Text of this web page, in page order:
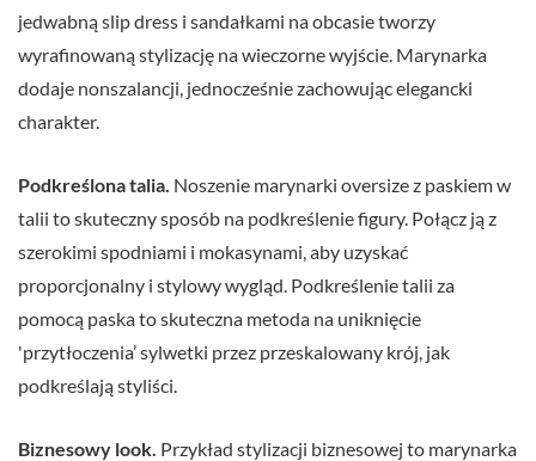
jedwabną slip dress i sandałkami na obcasie tworzy
wyrafinowaną stylizację na wieczorne wyjście. Marynarka
dodaje nonszalancji, jednocześnie zachowując elegancki
charakter.
Podkreślona talia. Noszenie marynarki oversize z paskiem w
talii to skuteczny sposób na podkreślenie figury. Połącz ją z
szerokimi spodniami i mokasynami, aby uzyskać
proporcjonalny i stylowy wygląd. Podkreślenie talii za
pomocą paska to skuteczna metoda na uniknięcie
'przytłoczenia’ sylwetki przez przeskalowany krój, jak
podkreślają styliści.
Biznesowy look. Przykład stylizacji biznesowej to marynarka